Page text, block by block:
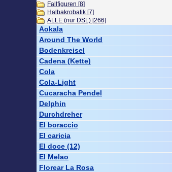
Fallfiguren [8]
Halbakrobatik [7]
ALLE (nur DSL) [266]
Aokala
Around The World
Bodenkreisel
Cadena (Kette)
Cola
Cola-Light
Cucaracha Pendel
Delphin
Durchdreher
El boraccio
El caricia
El doce (12)
El Melao
Florear La Rosa